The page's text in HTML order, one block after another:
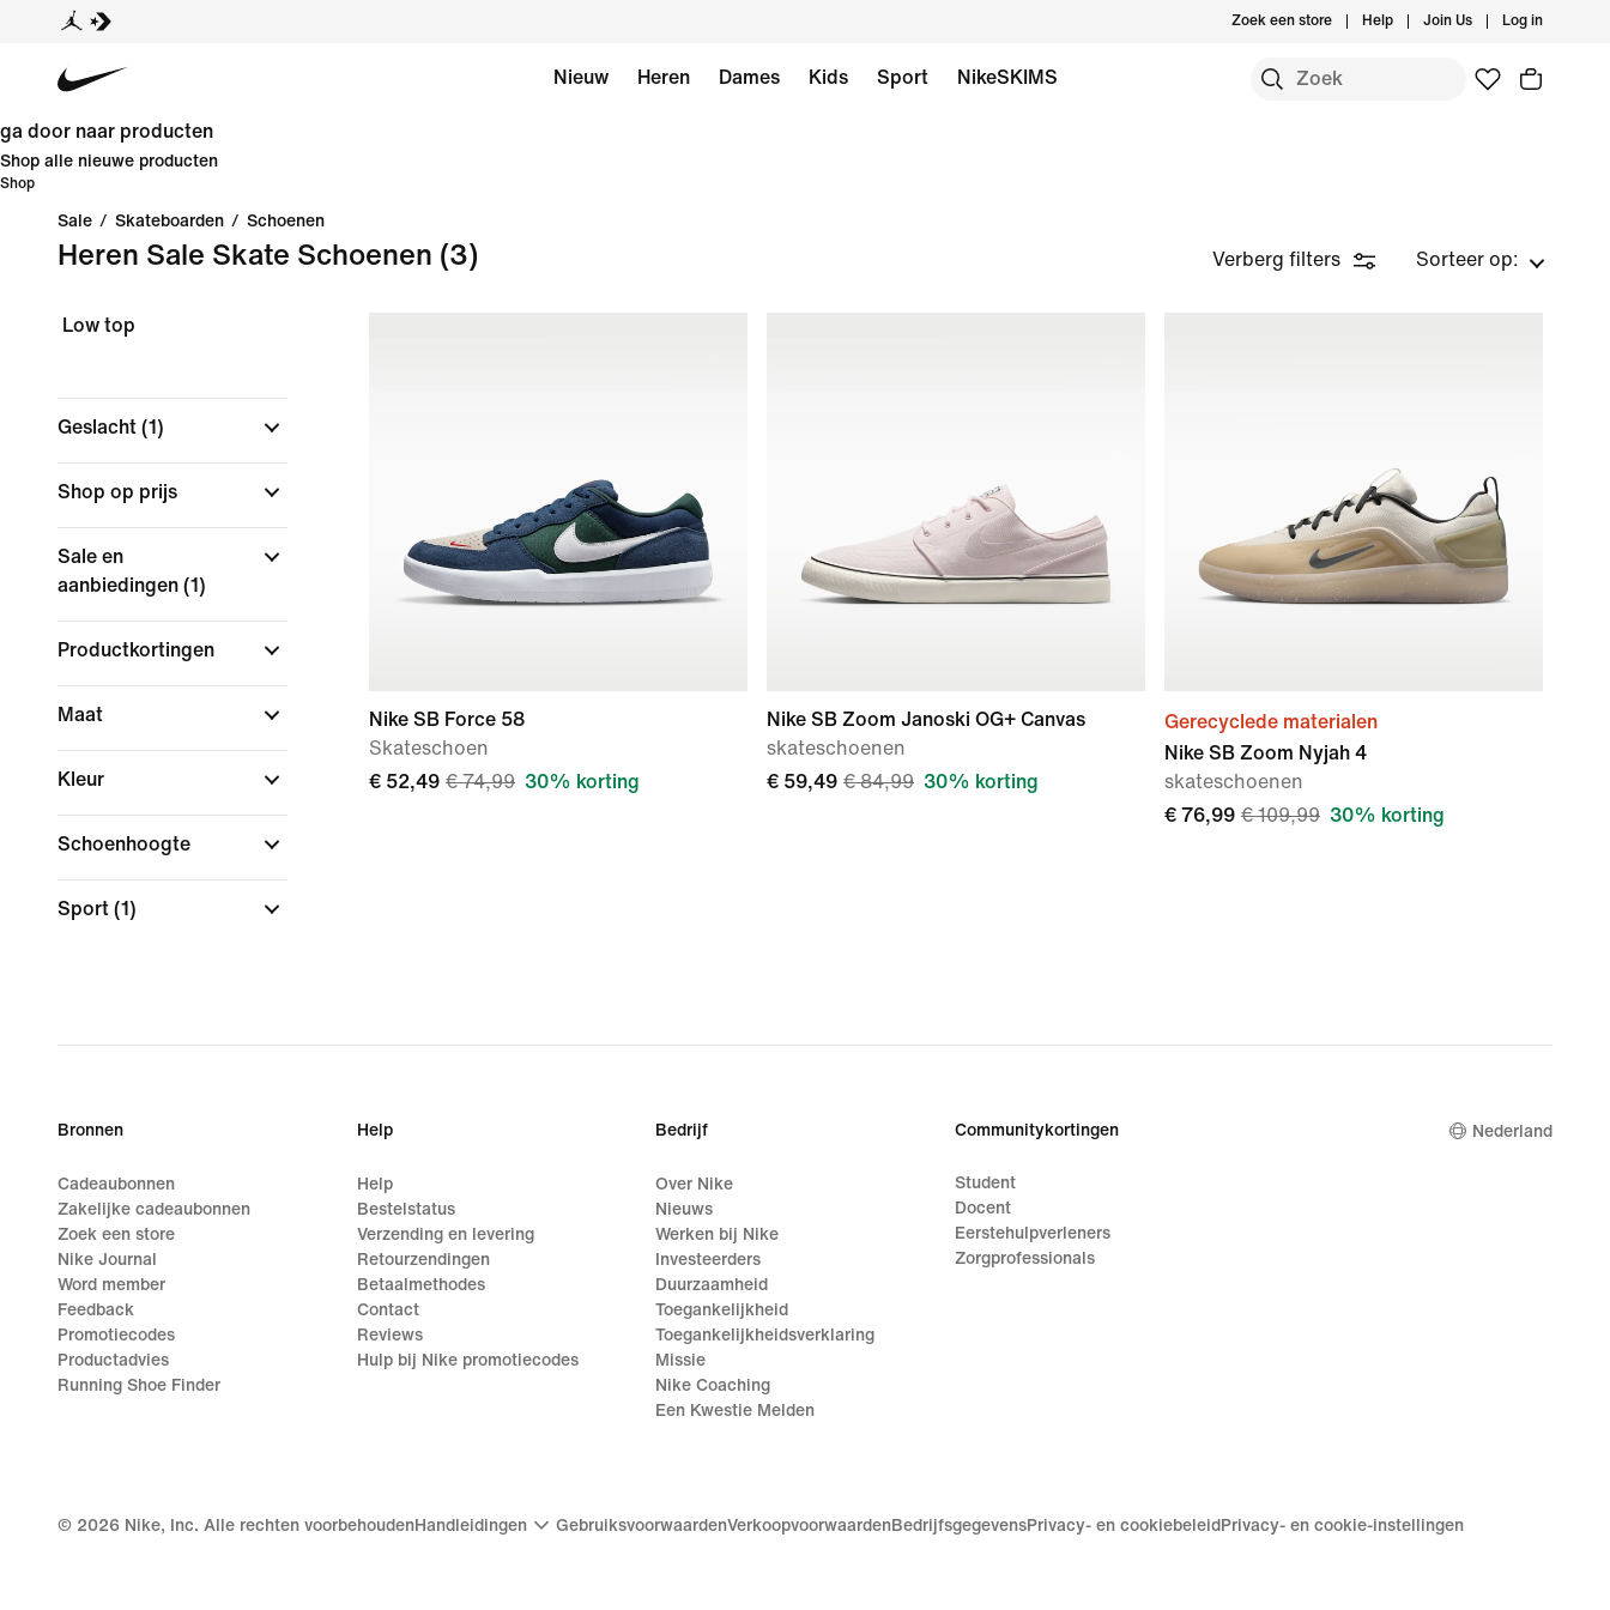
Zoek een store Help Join Us Log in
Nieuw Heren Dames Kids Sport NikeSKIMS
ga door naar producten
Shop alle nieuwe producten
Shop
Sale / Skateboarden / Schoenen
Heren Sale Skate Schoenen (3) Verberg filters Sorteer op:
Low top
Geslacht (1)
Shop op prijs
Sale en
aanbiedingen (1)
Productkortingen
Maat
Kleur
Schoenhoogte
Sport (1)
Nike SB Force 58
Skateschoen
€ 52,49 € 74,99 30% korting
Nike SB Zoom Janoski OG+ Canvas
skateschoenen
€ 59,49 € 84,99 30% korting
Gerecyclede materialen
Nike SB Zoom Nyjah 4
skateschoenen
€ 76,99 € 109,99 30% korting
Bronnen
Cadeaubonnen
Zakelijke cadeaubonnen
Zoek een store
Nike Journal
Word member
Feedback
Promotiecodes
Productadvies
Running Shoe Finder
Help
Help
Bestelstatus
Verzending en levering
Retourzendingen
Betaalmethodes
Contact
Reviews
Hulp bij Nike promotiecodes
Bedrijf
Over Nike
Nieuws
Werken bij Nike
Investeerders
Duurzaamheid
Toegankelijkheid
Toegankelijkheidsverklaring
Missie
Nike Coaching
Een Kwestie Melden
Communitykortingen
Student
Docent
Eerstehulpverleners
Zorgprofessionals
Nederland
© 2026 Nike, Inc. Alle rechten voorbehoudenHandleidingen GebruiksvoorwaardenVerkoopvoorwaardenBedrijfsgegevensPrivacy- en cookiebeleidPrivacy- en cookie-instellingen